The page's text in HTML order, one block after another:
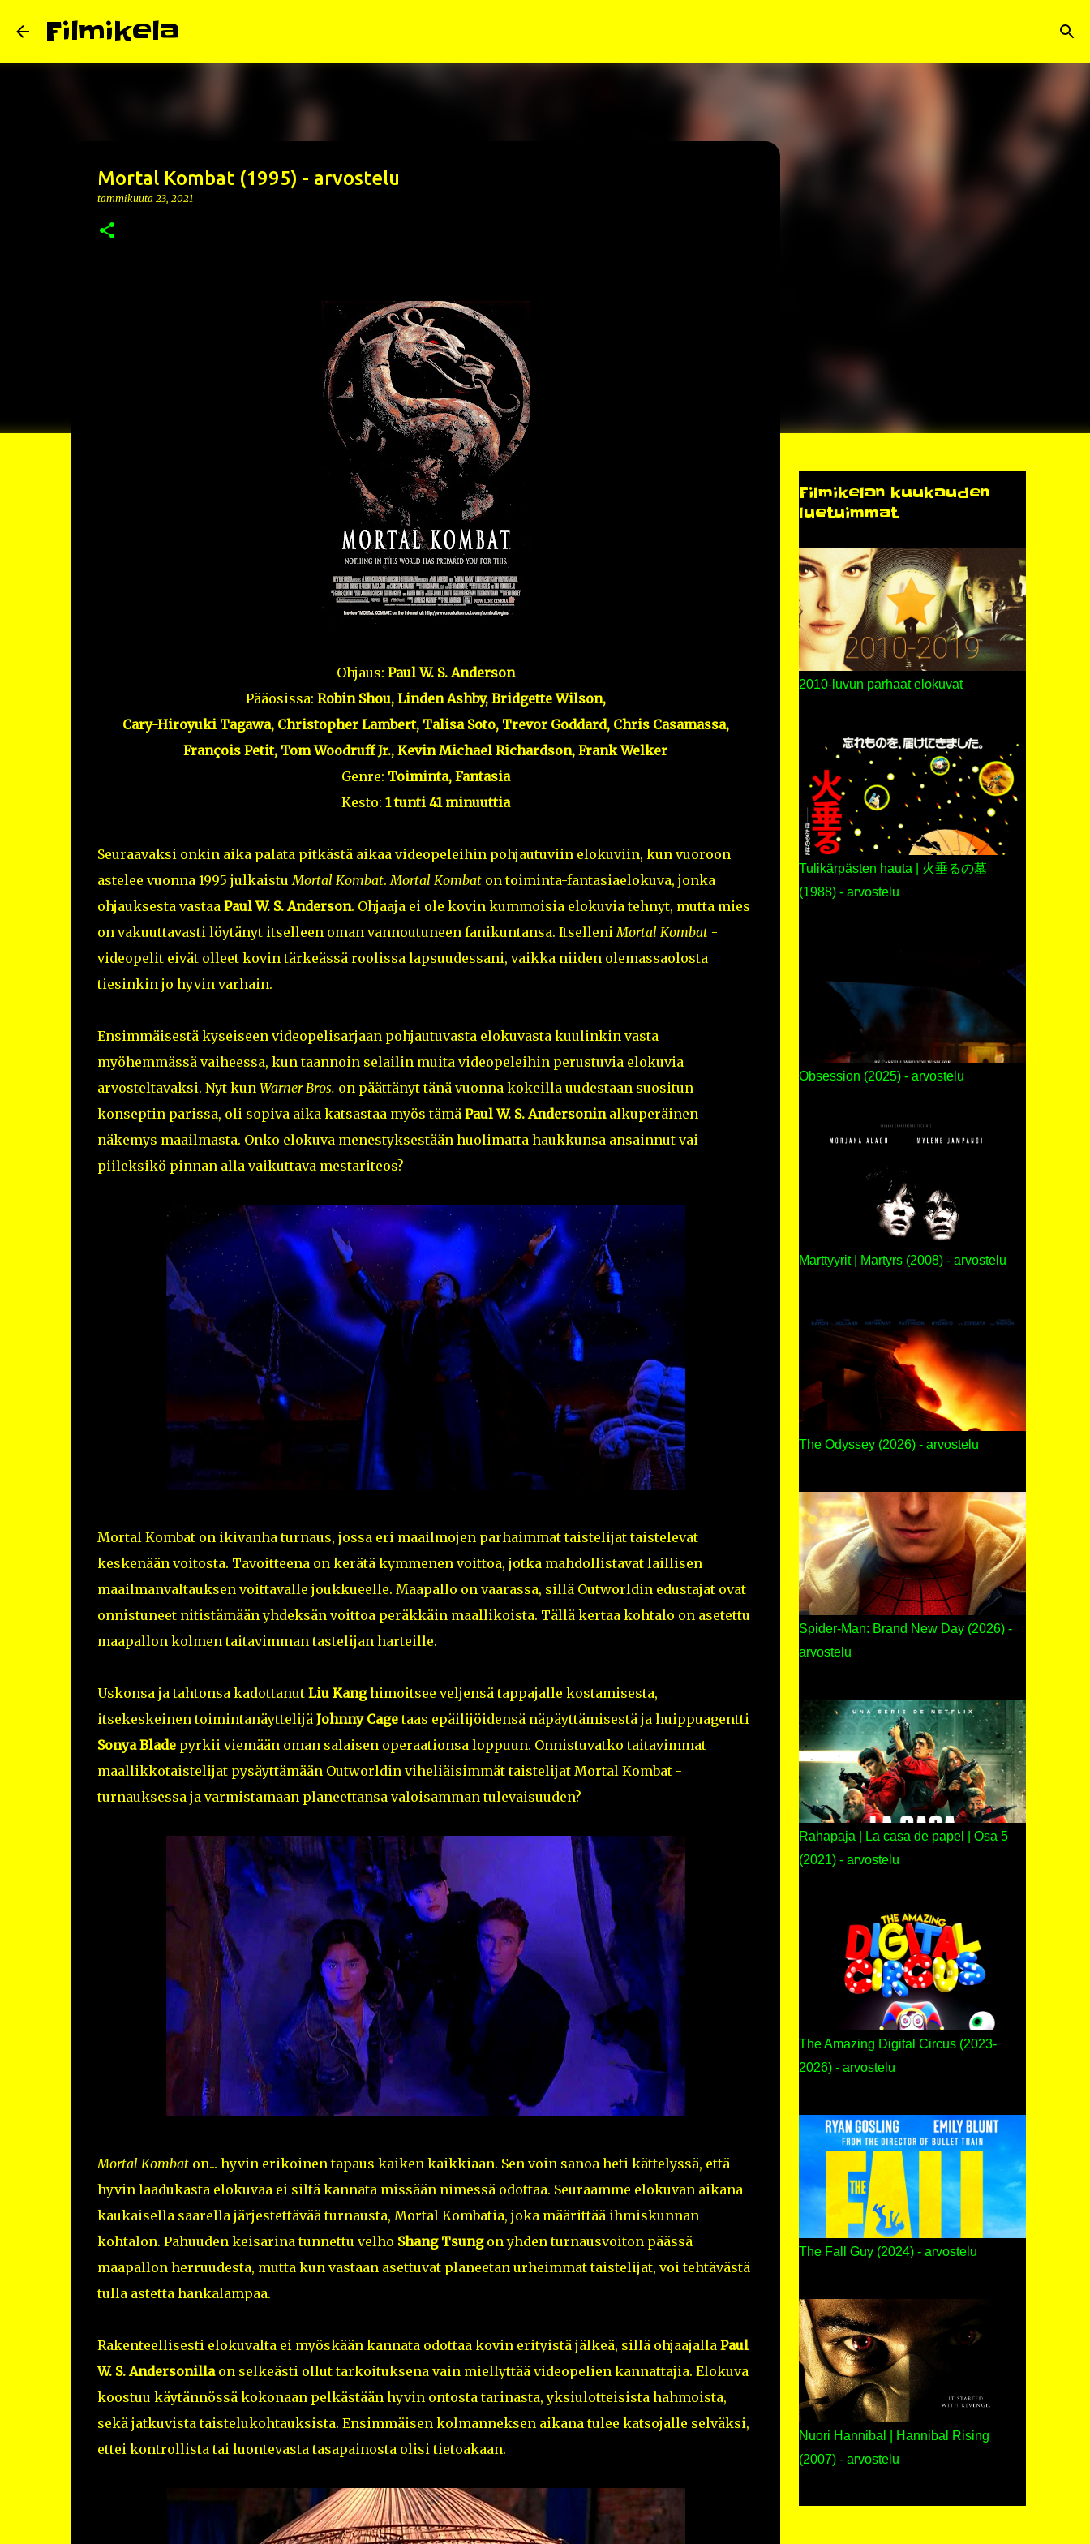
Filmikela
Mortal Kombat (1995) - arvostelu
tammikuuta 23, 2021
Ohjaus: Paul W. S. Anderson
Pääosissa: Robin Shou, Linden Ashby, Bridgette Wilson,
Cary-Hiroyuki Tagawa, Christopher Lambert, Talisa Soto, Trevor Goddard, Chris Casamassa,
François Petit, Tom Woodruff Jr., Kevin Michael Richardson, Frank Welker
Genre: Toiminta, Fantasia
Kesto: 1 tunti 41 minuuttia
Seuraavaksi onkin aika palata pitkästä aikaa videopeleihin pohjautuviin elokuviin, kun vuoroon
astelee vuonna 1995 julkaistuMortal Kombat.Mortal Kombaton toiminta-fantasiaelokuva, jonka
ohjauksesta vastaa Paul W. S. Anderson. Ohjaaja ei ole kovin kummoisia elokuvia tehnyt, mutta mies
on vakuuttavasti löytänyt itselleen oman vannoutuneen fanikuntansa. ItselleniMortal Kombat-
videopelit eivät olleet kovin tärkeässä roolissa lapsuudessani, vaikka niiden olemassaolosta
tiesinkin jo hyvin varhain.
Ensimmäisestä kyseiseen videopelisarjaan pohjautuvasta elokuvasta kuulinkin vasta
myöhemmässä vaiheessa, kun taannoin selailin muita videopeleihin perustuvia elokuvia
arvosteltavaksi. Nyt kun Warner Bros. on päättänyt tänä vuonna kokeilla uudestaan suositun
konseptin parissa, oli sopiva aika katsastaa myös tämä Paul W. S. Andersoninalkuperäinen
näkemys maailmasta. Onko elokuva menestyksestään huolimatta haukkunsa ansainnut vai
piileksikö pinnan alla vaikuttava mestariteos?
Mortal Kombat on ikivanha turnaus, jossa eri maailmojen parhaimmat taistelijat taistelevat
keskenään voitosta. Tavoitteena on kerätä kymmenen voittoa, jotka mahdollistavat laillisen
maailmanvaltauksen voittavalle joukkueelle. Maapallo on vaarassa, sillä Outworldin edustajat ovat
onnistuneet nitistämään yhdeksän voittoa peräkkäin maallikoista. Tällä kertaa kohtalo on asetettu
maapallon kolmen taitavimman tastelijan harteille.
Uskonsa ja tahtonsa kadottanut Liu Kanghimoitsee veljensä tappajalle kostamisesta,
itsekeskeinen toimintanäyttelijä Johnny Cagetaas epäilijöidensä näpäyttämisestä ja huippuagentti
Sonya Bladepyrkii viemään oman salaisen operaationsa loppuun. Onnistuvatko taitavimmat
maallikkotaistelijat pysäyttämään Outworldin viheliäisimmät taistelijat Mortal Kombat -
turnauksessa ja varmistamaan planeettansa valoisamman tulevaisuuden?
Mortal Kombaton... hyvin erikoinen tapaus kaiken kaikkiaan. Sen voin sanoa heti kättelyssä, että
hyvin laadukasta elokuvaa ei siltä kannata missään nimessä odottaa. Seuraamme elokuvan aikana
kaukaisella saarella järjestettävää turnausta, Mortal Kombatia, joka määrittää ihmiskunnan
kohtalon. Pahuuden keisarina tunnettu velho Shang Tsungon yhden turnausvoiton päässä
maapallon herruudesta, mutta kun vastaan asettuvat planeetan urheimmat taistelijat, voi tehtävästä
tulla astetta hankalampaa.
Rakenteellisesti elokuvalta ei myöskään kannata odottaa kovin erityistä jälkeä, sillä ohjaajalla Paul
W. S. Andersonillaon selkeästi ollut tarkoituksena vain miellyttää videopelien kannattajia. Elokuva
koostuu käytännössä kokonaan pelkästään hyvin ontosta tarinasta, yksiulotteisista hahmoista,
sekä jatkuvista taistelukohtauksista. Ensimmäisen kolmanneksen aikana tulee katsojalle selväksi,
ettei kontrollista tai luontevasta tasapainosta olisi tietoakaan.
Filmikelan kuukauden
luetuimmat
2010-luvun parhaat elokuvat
Tulikärpästen hauta | 火垂るの墓
(1988) - arvostelu
Obsession (2025) - arvostelu
Marttyyrit | Martyrs (2008) - arvostelu
The Odyssey (2026) - arvostelu
Spider-Man: Brand New Day (2026) -
arvostelu
Rahapaja | La casa de papel | Osa 5
(2021) - arvostelu
The Amazing Digital Circus (2023-
2026) - arvostelu
The Fall Guy (2024) - arvostelu
Nuori Hannibal | Hannibal Rising
(2007) - arvostelu